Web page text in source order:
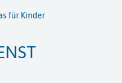
für Kinder